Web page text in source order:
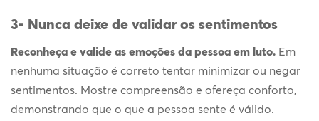
3- Nunca deixe de validar os sentimentos
Reconheça e valide as emoções da pessoa em luto. Em
nenhuma situação é correto tentar minimizar ou negar
sentimentos. Mostre compreensão e ofereça conforto,
demonstrando que o que a pessoa sente é válido.